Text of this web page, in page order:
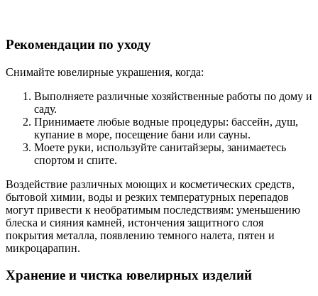
Рекомендации по уходу
Снимайте ювелирные украшения, когда:
Выполняете различные хозяйственные работы по дому и
саду.
Принимаете любые водные процедуры: бассейн, душ,
купание в море, посещение бани или сауны.
Моете руки, используйте санитайзеры, занимаетесь
спортом и спите.
Воздействие различных моющих и косметических средств,
бытовой химии, воды и резких температурных перепадов
могут привести к необратимым последствиям: уменьшению
блеска и сияния камней, истончения защитного слоя
покрытия металла, появлению темного налета, пятен и
микроцарапин.
Хранение и чистка ювелирных изделий